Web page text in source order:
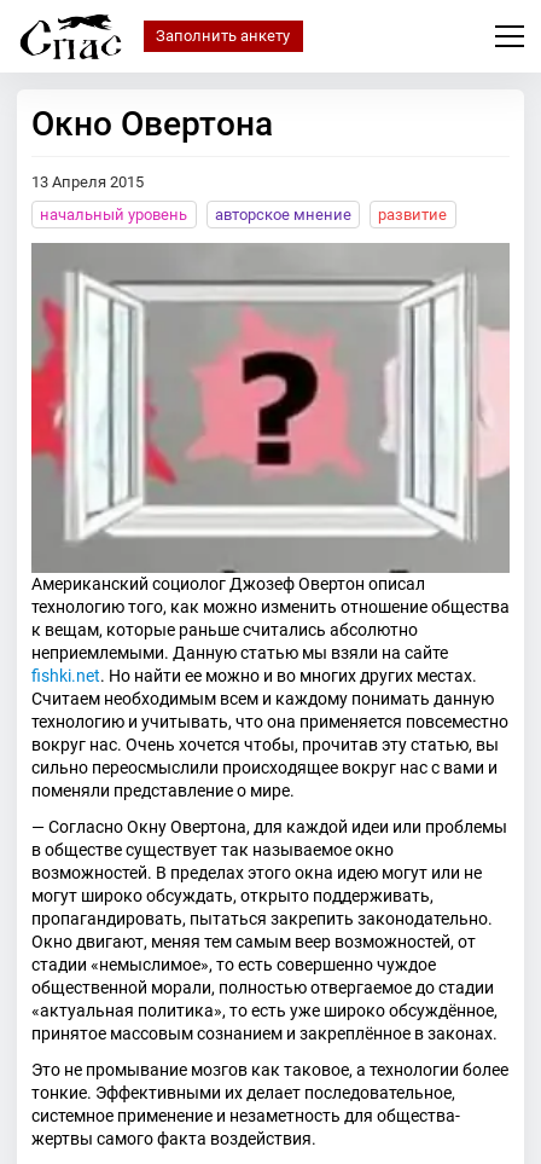
Заполнить анкету
Окно Овертона
13 Апреля 2015
начальный уровень
авторское мнение развитие
Американский социолог Джозеф Овертон описал
технологию того, как можно изменить отношение общества
к вещам, которые раньше считались абсолютно
неприемлемыми. Данную статью мы взяли на сайте
fishki.net. Но найти ее можно и во многих других местах.
Считаем необходимым всем и каждому понимать данную
технологию и учитывать, что она применяется повсеместно
вокруг нас. Очень хочется чтобы, прочитав эту статью, вы
сильно переосмыслили происходящее вокруг нас с вами и
поменяли представление о мире.
— Согласно Окну Овертона, для каждой идеи или проблемы
в обществе существует так называемое окно
возможностей. В пределах этого окна идею могут или не
могут широко обсуждать, открыто поддерживать,
пропагандировать, пытаться закрепить законодательно.
Окно двигают, меняя тем самым веер возможностей, от
стадии «немыслимое», то есть совершенно чуждое
общественной морали, полностью отвергаемое до стадии
«актуальная политика», то есть уже широко обсуждённое,
принятое массовым сознанием и закреплённое в законах.
Это не промывание мозгов как таковое, а технологии более
тонкие. Эффективными их делает последовательное,
системное применение и незаметность для общества-
жертвы самого факта воздействия.